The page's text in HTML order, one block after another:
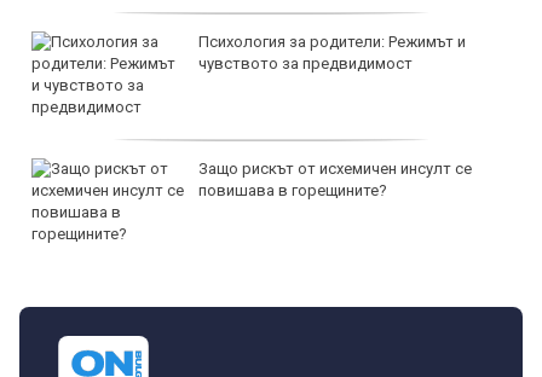
Психология за родители: Режимът и
чувството за предвидимост
Защо рискът от исхемичен инсулт се
повишава в горещините?